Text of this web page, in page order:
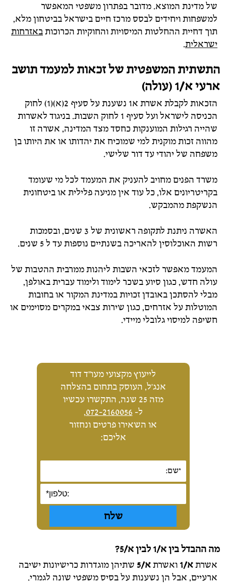
של מדינת המוצא. מדובר בפתרון משפטי המאפשר
למשפחות ויחידים לבסס מרכז חיים בישראל בביטחון מלא,
תוך דחיית ההחלטות המיסויות והחוקיות הכרוכותבאזרחות
ישראלית.
התשתית המשפטית של זכאות למעמד תושב
ארעי א/1 (עולה)
הזכאות לקבלת אשרת א1 נשענת על סעיף 2(א)(1) לחוק
הכניסה לישראל ועל סעיף 1 לחוק השבות. בניגוד לאשרות
שהייה רגילות המוענקות כחסד מצד המדינה, אשרה זו
מהווה זכות מוקנית למי שמוכיח את יהדותו או את היותו בן
משפחה של יהודי עד דור שלישי.
משרד הפנים מחויב להעניק את המעמד לכל מי שעומד
בקריטריונים אלו, כל עוד אין מניעה פלילית או ביטחונית
הנשקפת מהמבקש.
האשרה ניתנת לתקופה ראשונית של 3 שנים, ובסמכות
רשות האוכלוסין להאריכה בשנתיים נוספות עד ל 5 שנים.
המעמד מאפשר לזכאי השבות ליהנות ממרבית ההטבות של
עולה חדש, כגון סיוע בשכר לימוד ולימוד עברית באולפן,
מבלי להסתכן באובדן זכויות במדינת המקור או בחובות
המוטלות על אזרחים, כגון שירות צבאי במקרים מסוימים או
חשיפה למיסוי גלובלי מיידי.
לייעוץ מקצועי מעו"ד דוד
אנג'ל, העוסק בתחום בהצלחה
מזה 25 שנה, התקשרו עכשיו
ל- 072-2160056
,
או השאירו פרטים ונחזור
אליכם:
מה ההבדל בין א/1 לבין א/5?
אשרתא/1 ואשרתא/5
שתיהן מוגדרות כרישיונות ישיבה
ארעיים, אבל הן נשענות על בסיס משפטי שונה לגמרי.